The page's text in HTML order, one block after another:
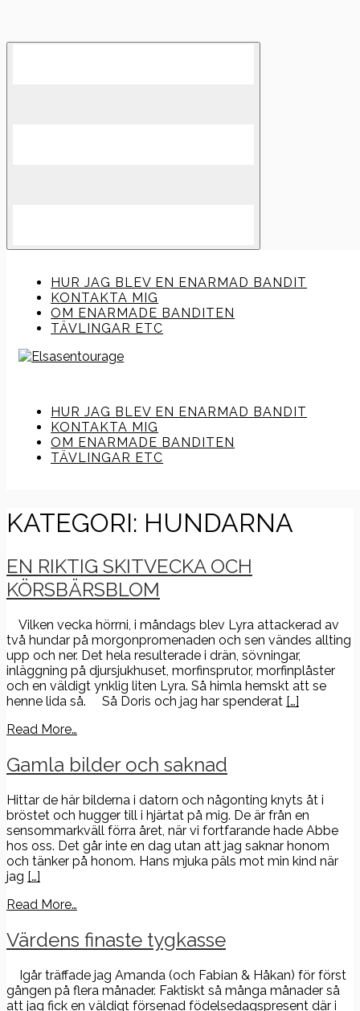
Skip
HUR JAG BLEV EN ENARMAD BANDIT
KONTAKTA MIG
OM ENARMADE BANDITEN
TÄVLINGAR ETC
HUR JAG BLEV EN ENARMAD BANDIT
KONTAKTA MIG
OM ENARMADE BANDITEN
TÄVLINGAR ETC
KATEGORI: HUNDARNA
EN RIKTIG SKITVECKA OCH
KÖRSBÄRSBLOM
Vilken vecka hörrni, i måndags blev Lyra attackerad av
två hundar på morgonpromenaden och sen vändes allting
upp och ner. Det hela resulterade i drän, sövningar,
inläggning på djursjukhuset, morfinsprutor, morfinplåster
och en väldigt ynklig liten Lyra. Så himla hemskt att se
henne lida så. Så Doris och jag har spenderat […]
Read More…
Gamla bilder och saknad
Hittar de här bilderna i datorn och någonting knyts åt i
bröstet och hugger till i hjärtat på mig. De är från en
sensommarkväll förra året, när vi fortfarande hade Abbe
hos oss. Det går inte en dag utan att jag saknar honom
och tänker på honom. Hans mjuka päls mot min kind när
jag […]
Read More…
Värdens finaste tygkasse
Igår träffade jag Amanda (och Fabian & Håkan) för först
gången på flera månader. Faktiskt så många månader så
att jag fick en väldigt försenad födelsedagspresent där i